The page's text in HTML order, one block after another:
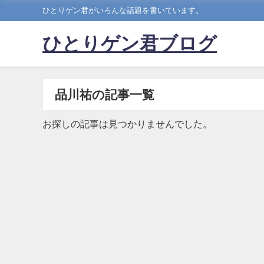
ひとりゲン君がいろんな話題を書いています。
ひとりゲン君ブログ
品川祐の記事一覧
お探しの記事は見つかりませんでした。